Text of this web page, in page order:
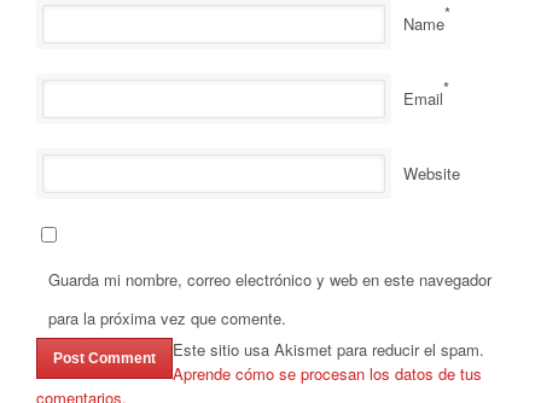
Name*
Email*
Website
Guarda mi nombre, correo electrónico y web en este navegador
para la próxima vez que comente.
Este sitio usa Akismet para reducir el spam.
Aprende cómo se procesan los datos de tus
comentarios.